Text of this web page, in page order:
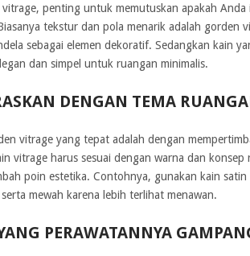
penting untuk memutuskan apakah Anda
tekstur dan pola menarik adalah gorden
sebagai elemen dekoratif. Sedangkan kain
dan simpel untuk ruangan minimalis.
DENGAN TEMA
vitrage yang tepat adalah dengan
vitrage harus sesuai dengan warna dan konsep
poin estetika. Contohnya, gunakan kain
mewah karena lebih terlihat menawan.
PERAWATANNYA